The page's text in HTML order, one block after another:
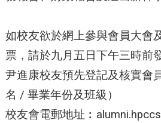
如校友欲於網上參與會員大會
票，請於九月五日下午三時前
尹進康校友預先登記及核實會
名 / 畢業年份及班級）
校友會電郵地址︰